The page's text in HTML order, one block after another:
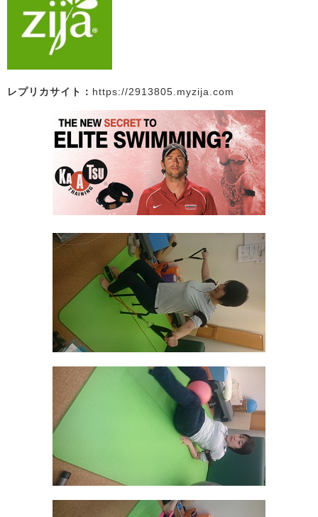
レプリカサイト： https://2913805.myzija.com